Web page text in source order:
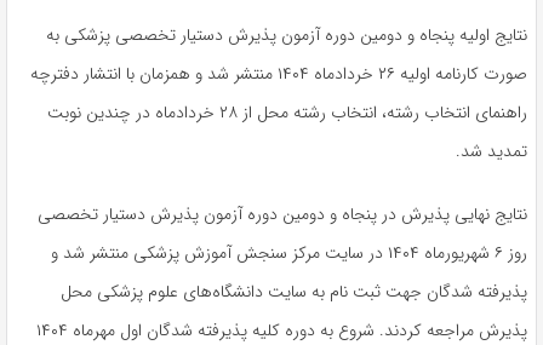
نتایج اولیه پنجاه و دومین دوره آزمون پذیرش دستیار تخصصی پزشکی به
صورت کارنامه اولیه ۲۶ خردادماه ۱۴۰۴ منتشر شد و همزمان با انتشار دفترچه
راهنمای انتخاب رشته، انتخاب رشته محل از ۲۸ خردادماه در چندین نوبت
تمدید شد.
نتایج نهایی پذیرش در پنجاه و دومین دوره آزمون پذیرش دستیار تخصصی
روز ۶ شهریورماه ۱۴۰۴ در سایت مرکز سنجش آموزش پزشکی منتشر شد و
پذیرفته شدگان جهت ثبت نام به سایت دانشگاه‌های علوم پزشکی محل
پذیرش مراجعه کردند. شروع به دوره کلیه پذیرفته شدگان اول مهرماه ۱۴۰۴